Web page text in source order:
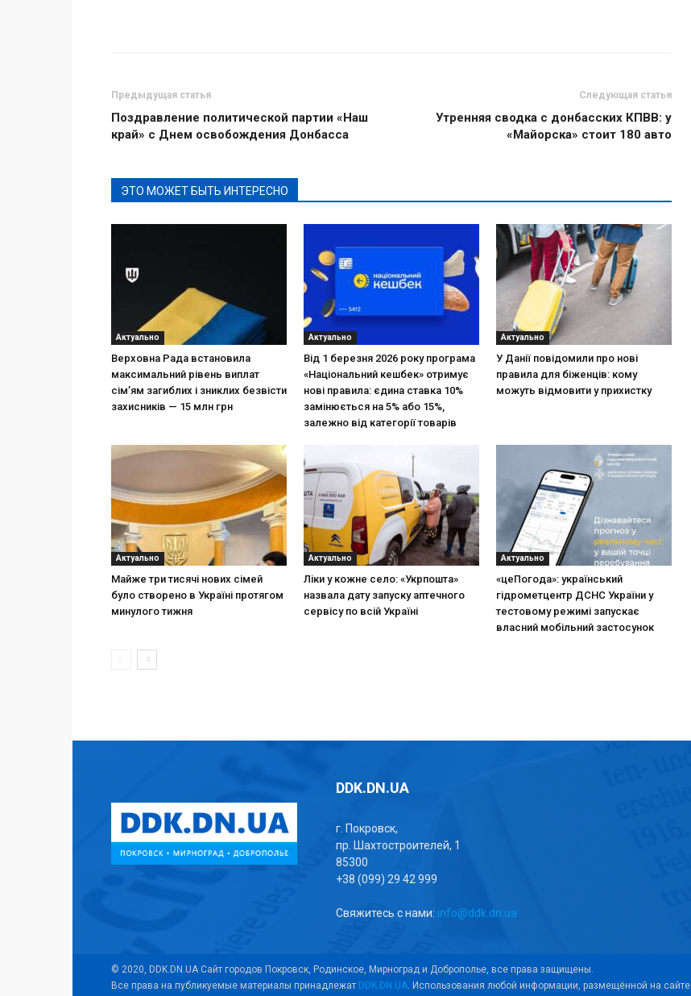
Предыдущая статья
Поздравление политической партии «Наш
край» с Днем освобождения Донбасса
Следующая статья
Утренняя сводка с донбасских КПВВ: у
«Майорска» стоит 180 авто
ЭТО МОЖЕТ БЫТЬ ИНТЕРЕСНО
Актуально
Верховна Рада встановила
максимальний рівень виплат
сім’ям загиблих і зниклих безвісти
захисників — 15 млн грн
Актуально
Від 1 березня 2026 року програма
«Національний кешбек» отримує
нові правила: єдина ставка 10%
замінюється на 5% або 15%,
залежно від категорії товарів
Актуально
У Данії повідомили про нові
правила для біженців: кому
можуть відмовити у прихистку
Актуально
Майже три тисячі нових сімей
було створено в Україні протягом
минулого тижня
Актуально
Ліки у кожне село: «Укрпошта»
назвала дату запуску аптечного
сервісу по всій Україні
Актуально
«цеПогода»: український
гідрометцентр ДСНС України у
тестовому режимі запускає
власний мобільний застосунок
DDK.DN.UA
г. Покровск,
пр. Шахтостроителей, 1
85300
+38 (099) 29 42 999
Свяжитесь с нами: info@ddk.dn.ua
© 2020, DDK.DN.UA Сайт городов Покровск, Родинское, Мирноград и Доброполье, все права защищены.
Все права на публикуемые материалы принадлежат DDK.DN.UA. Использования любой информации, размещённой на сайте